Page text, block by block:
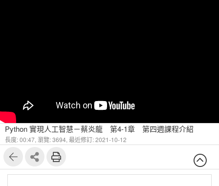
Python 實現人工智慧－蔡炎龍 第4-1章 第四週課程介紹
長度: 00:47, 瀏覽: 3694, 最近修訂: 2021-10-12